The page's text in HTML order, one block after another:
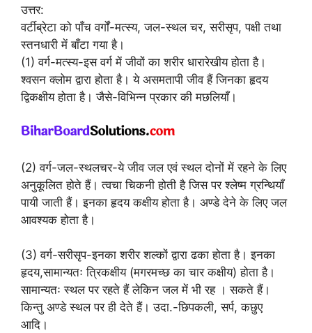
उत्तर:
वर्टीब्रेटा को पाँच वर्गों-मत्स्य, जल-स्थल चर, सरीसृप, पक्षी तथा
स्तनधारी में बाँटा गया है।
(1) वर्ग-मत्स्य-इस वर्ग में जीवों का शरीर धारारेखीय होता है।
श्वसन क्लोम द्वारा होता है। ये असमतापी जीव हैं जिनका हृदय
द्विकक्षीय होता है। जैसे-विभिन्न प्रकार की मछलियाँ।
(2) वर्ग-जल-स्थलचर-ये जीव जल एवं स्थल दोनों में रहने के लिए
अनुकूलित होते हैं। त्वचा चिकनी होती है जिस पर श्लेष्म ग्रन्थियाँ
पायी जाती हैं। इनका हृदय कक्षीय होता है। अण्डे देने के लिए जल
आवश्यक होता है।
(3) वर्ग-सरीसृप-इनका शरीर शल्कों द्वारा ढका होता है। इनका
हृदय,सामान्यतः त्रिकक्षीय (मगरमच्छ का चार कक्षीय) होता है।
सामान्यतः स्थल पर रहते हैं लेकिन जल में भी रह । सकते हैं।
किन्तु अण्डे स्थल पर ही देते हैं। उदा.-छिपकली, सर्प, कछुए
आदि।